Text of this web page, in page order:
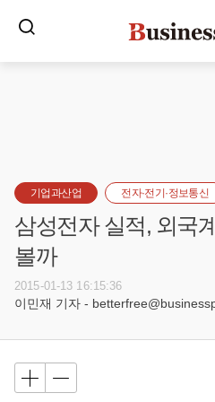
기업과산업 전자·전기·정보통신
삼성전자 실적, 외국
볼까
2015-01-13 16:15:36
이민재 기자 -